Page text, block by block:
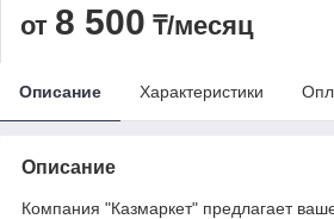
от 8 500 ₸/месяц
Описание Характеристики
Описание
Компания "Казмаркет" предлагает